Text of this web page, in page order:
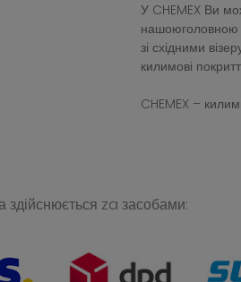
У CHEMEX Ви
нашоюголовною
зі східними
килимові
CHEMEX –
здійснюється za засобами: